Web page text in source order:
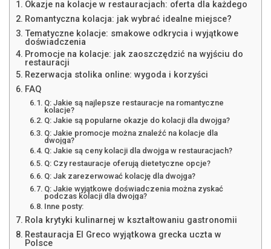
Okazje na kolacje w restauracjach: oferta dla każdego
Romantyczna kolacja: jak wybrać idealne miejsce?
Tematyczne kolacje: smakowe odkrycia i wyjątkowe
doświadczenia
Promocje na kolacje: jak zaoszczędzić na wyjściu do
restauracji
Rezerwacja stolika online: wygoda i korzyści
FAQ
Q: Jakie są najlepsze restauracje na romantyczne
kolacje?
Q: Jakie są popularne okazje do kolacji dla dwojga?
Q: Jakie promocje można znaleźć na kolacje dla
dwojga?
Q: Jakie są ceny kolacji dla dwojga w restauracjach?
Q: Czy restauracje oferują dietetyczne opcje?
Q: Jak zarezerwować kolację dla dwojga?
Q: Jakie wyjątkowe doświadczenia można zyskać
podczas kolacji dla dwojga?
Inne posty:
Rola krytyki kulinarnej w kształtowaniu gastronomii
Restauracja El Greco wyjątkowa grecka uczta w
Polsce